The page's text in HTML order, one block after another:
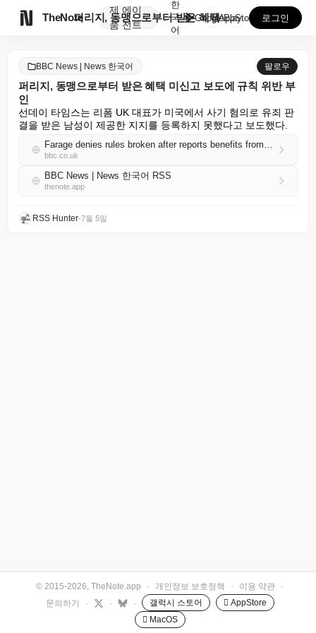
TheNote
제
품
에이
전트
퍼리지, 동맹으로부터 받은 혜택 미신고 보도에 규칙 위...
한
국
어
GooglePlay
AppStore 로그인
BBC News | News 한국어 팔로우
퍼리지, 동맹으로부터 받은 혜택 미신고 보도에 규칙 위반 부
인
선데이 타임스는 리폼 UK 대표가 미국에서 사기 혐의로 유죄 판
결을 받은 남성이 제공한 지지를 등록하지 못했다고 보도했다.
Farage denies rules broken after reports benefits from ally were not declared
bbc.co.uk
BBC News | News 한국어 RSS
thenote.app
RSS Hunter•7월 5일
© 2015-2026, TheNote.app · 개인정보 보호정책 · 이용 약관
·
문의하기
· · · 갤럭시 스토어
 AppStore
 MacOS